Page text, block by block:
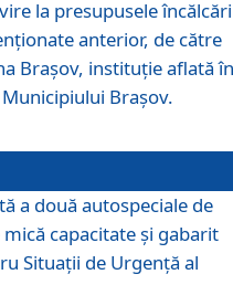
la presupusele
anterior, de către
Braşov, instituție aflată în
Brașov.
a două autospeciale de
capacitate și gabarit
Situaţii de Urgenţă al